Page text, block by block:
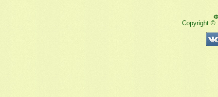
Copyright ©